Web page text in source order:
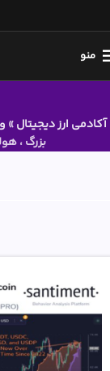
منو
آکادمی ارز دیجیتال»
بزرگ ،